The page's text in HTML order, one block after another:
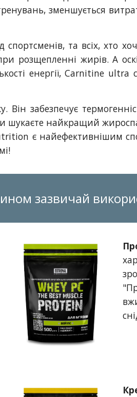
зменшується
та всіх, хто
розщепленні жирів. А
енергії, Carnitine ultra
забезпечує
шукаєте найкращий
є найефективнішим
зазвичай
"П